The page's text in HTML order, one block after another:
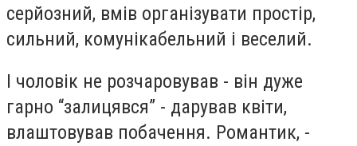
серйозний, вмів організувати простір,
сильний, комунікабельний і веселий.
І чоловік не розчаровував - він дуже
гарно “залицявся” - дарував квіти,
влаштовував побачення. Романтик, -